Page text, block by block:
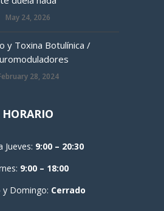
May 24, 2026
y Toxina Botulínica /
28, 2024
HORARIO
Jueves: 9:00 – 20:30
9:00 – 18:00
y Domingo: Cerrado